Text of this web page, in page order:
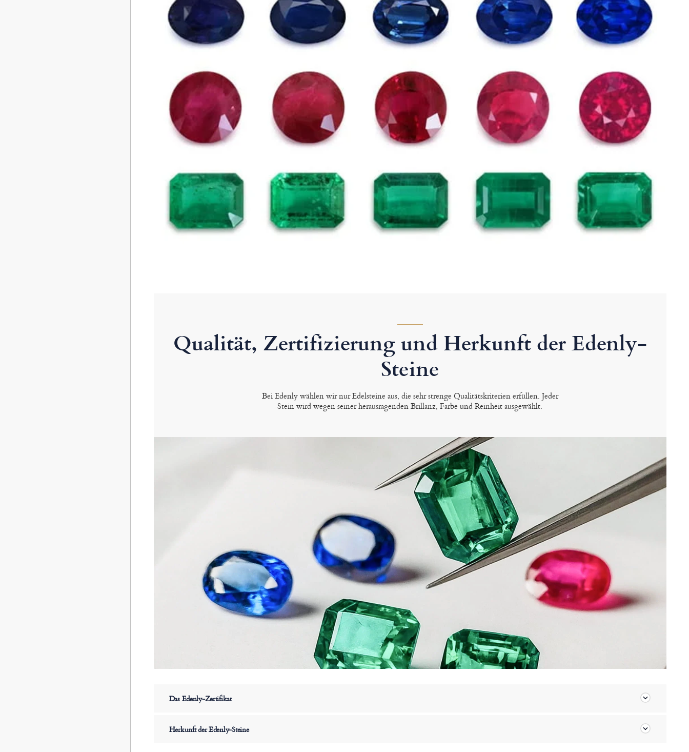
Qualität, Zertifizierung und Herkunft der Edenly-
Steine
Bei Edenly wählen wir nur Edelsteine aus, die sehr strenge Qualitätskriterien erfüllen. Jeder
Stein wird wegen seiner herausragenden Brillanz, Farbe und Reinheit ausgewählt.
Das Edenly-Zertifikat
Herkunft der Edenly-Steine